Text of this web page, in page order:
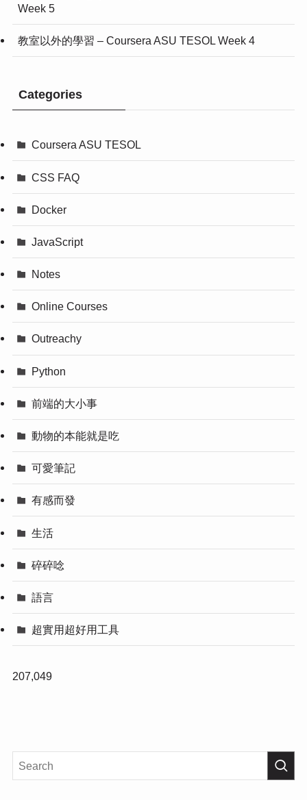
Week 5
教室以外的學習 – Coursera ASU TESOL Week 4
Categories
Coursera ASU TESOL
CSS FAQ
Docker
JavaScript
Notes
Online Courses
Outreachy
Python
前端的大小事
動物的本能就是吃
可愛筆記
有感而發
生活
碎碎唸
語言
超實用超好用工具
207,049